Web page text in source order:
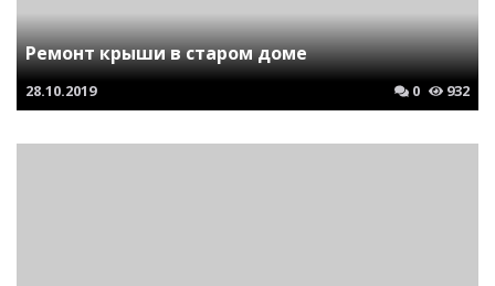
Ремонт крыши в старом доме
28.10.2019 0 932